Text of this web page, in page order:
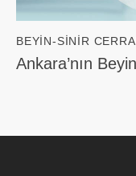
BEYIN-SINIR
Ankara’nın